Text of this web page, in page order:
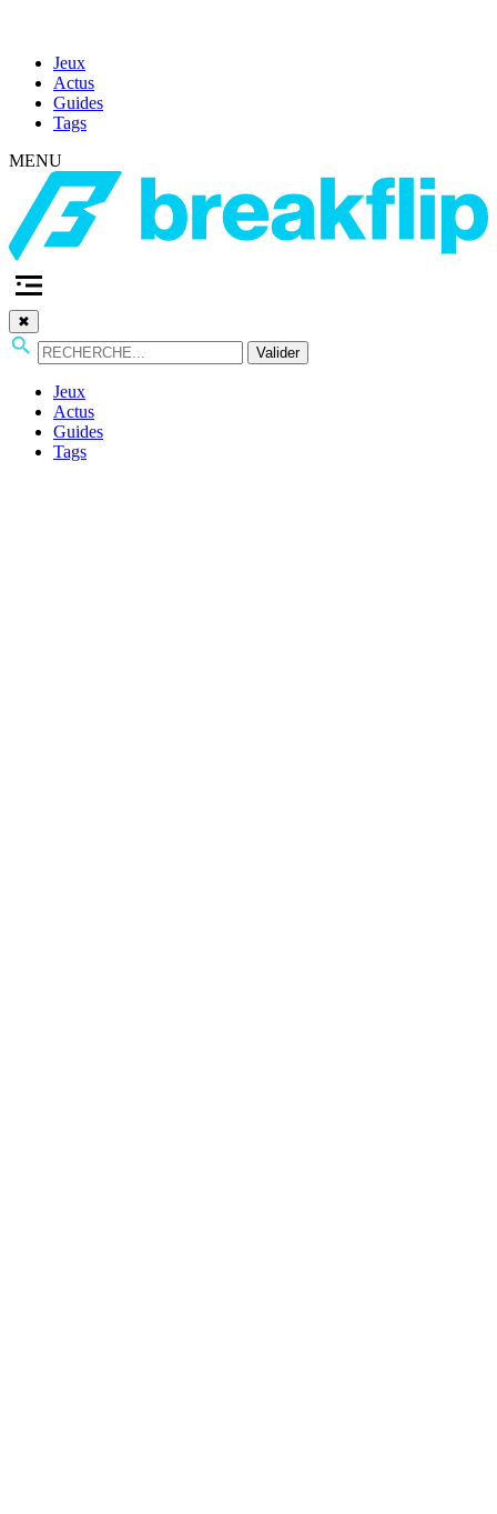
Jeux
Actus
Guides
Tags
MENU
✖
Valider
Jeux
Actus
Guides
Tags